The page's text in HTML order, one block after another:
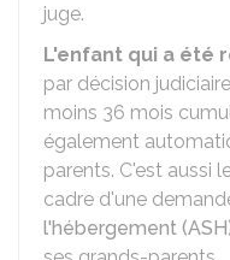
juge.
L'enfant qui a été
par décision
moins 36 mois
également
parents. C'est aussi
cadre d'une
l'hébergement